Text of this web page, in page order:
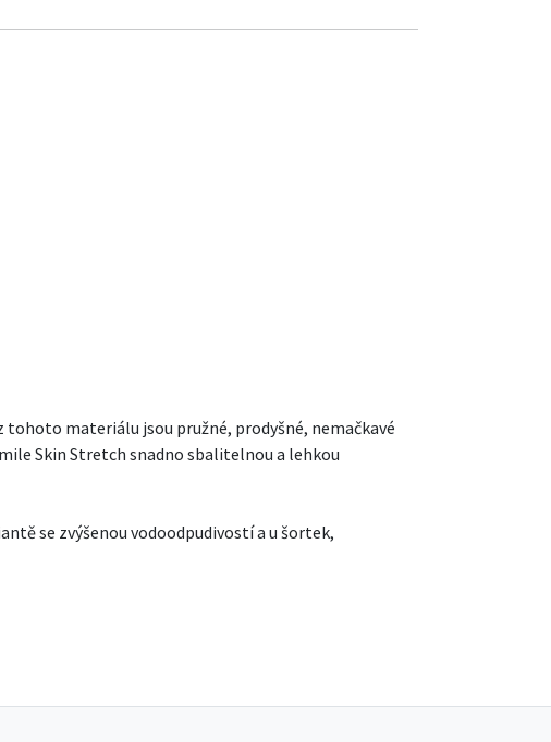
materiálu jsou pružné, prodyšné, nemačkavé
Skin Stretch snadno sbalitelnou a lehkou
se zvýšenou vodoodpudivostí a u šortek,